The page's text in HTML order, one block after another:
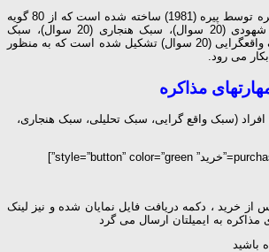
مهارتهای مذاکره توسط پیره (1981) ساخته شده است که از 80 گویه
و 4 خرده مقیاس سبک شهودی (20 سوال)، سبک هنجاری (20 سوال)، سبک
تحلیلی (20 سوال) و سبک واقعگرایی (20 سوال) تشکیل شده است که به منظور
می رود.
مذاکره
(سبک واقع گرایی، سبک تحلیلی، سبک هنجاری،
از خرید ، دکمه دریافت فایل نمایان شده و نیز لینک
مذاکره به ایمیلتان ارسال می گرد
باشید